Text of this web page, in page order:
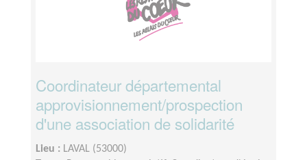
Coordinateur départemental
approvisionnement/prospection
d'une association de solidarité
Lieu : LAVAL (53000)